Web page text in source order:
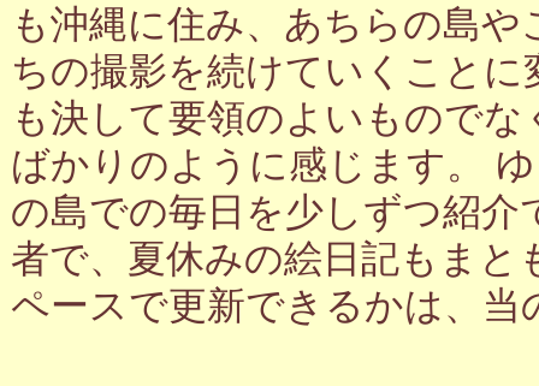
も沖縄に住み、あちらの島
ちの撮影を続けていくこと
も決して要領のよいもので
ばかりのように感じます。
の島での毎日を少しずつ紹
者で、夏休みの絵日記もま
ペースで更新できるかは、